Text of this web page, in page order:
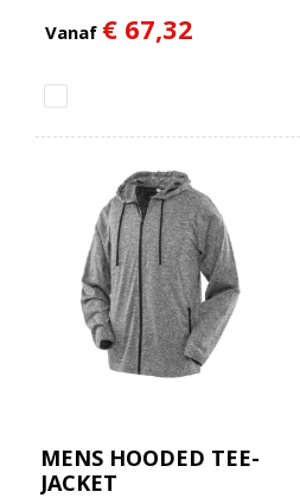
Vanaf € 67,32
MENS HOODED TEE-
JACKET